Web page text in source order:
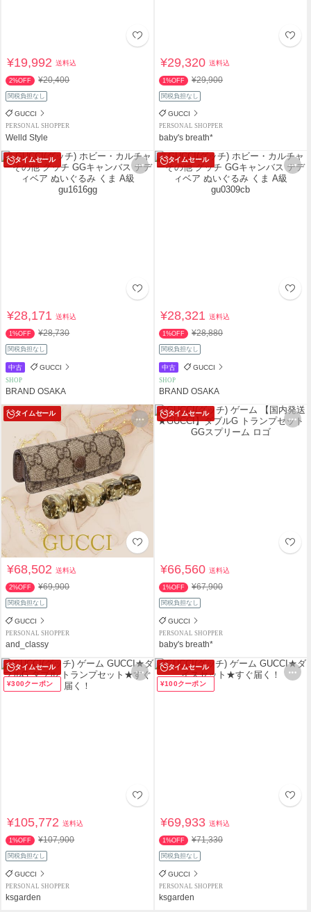
¥19,992送料込
2%OFF ¥20,400
関税負担なし
GUCCI
PERSONAL SHOPPER
Welld Style
¥29,320送料込
1%OFF ¥29,900
関税負担なし
GUCCI
PERSONAL SHOPPER
baby's breath*
タイムセール
¥28,171送料込
1%OFF ¥28,730
関税負担なし
中古 GUCCI
SHOP
BRAND OSAKA
タイムセール
¥28,321送料込
1%OFF ¥28,880
関税負担なし
中古 GUCCI
SHOP
BRAND OSAKA
タイムセール
¥68,502送料込
2%OFF ¥69,900
関税負担なし
GUCCI
PERSONAL SHOPPER
and_classy
タイムセール
¥66,560送料込
1%OFF ¥67,900
関税負担なし
GUCCI
PERSONAL SHOPPER
baby's breath*
タイムセール
¥300クーポン
¥105,772送料込
1%OFF ¥107,900
関税負担なし
GUCCI
PERSONAL SHOPPER
ksgarden
タイムセール
¥100クーポン
¥69,933送料込
1%OFF ¥71,330
関税負担なし
GUCCI
PERSONAL SHOPPER
ksgarden